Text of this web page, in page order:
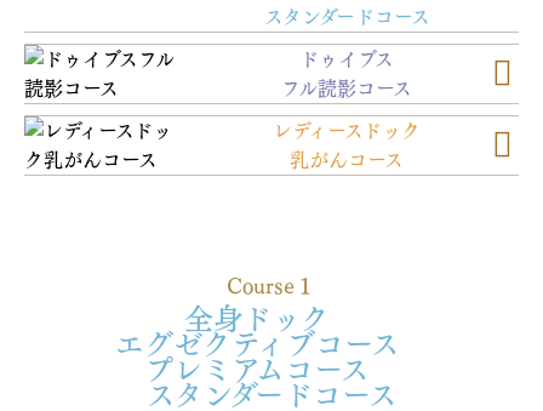
スタンダードコース
ドゥイブス
フル読影コース
レディースドック
乳がんコース
Course１
全身ドック
エグゼクティブコース
プレミアムコース
スタンダードコース